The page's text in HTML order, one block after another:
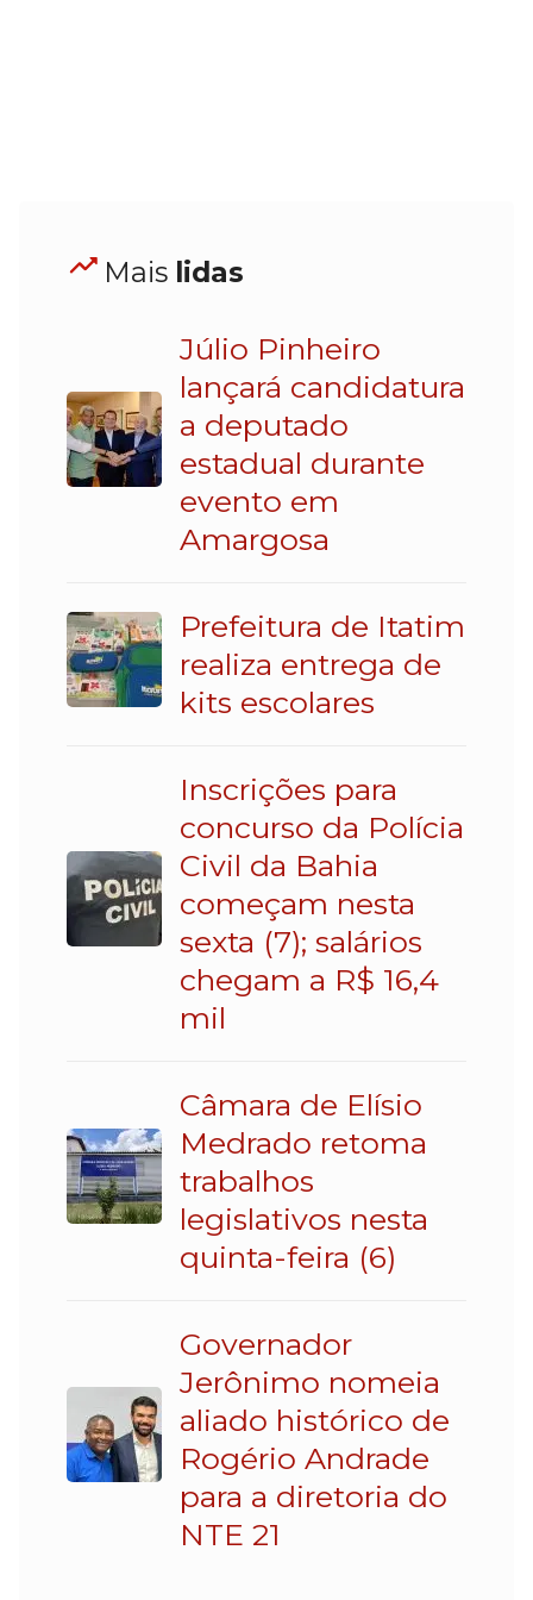
Mais lidas
Júlio Pinheiro
lançará candidatura
a deputado
estadual durante
evento em
Amargosa
Prefeitura de Itatim
realiza entrega de
kits escolares
Inscrições para
concurso da Polícia
Civil da Bahia
começam nesta
sexta (7); salários
chegam a R$ 16,4
mil
Câmara de Elísio
Medrado retoma
trabalhos
legislativos nesta
quinta-feira (6)
Governador
Jerônimo nomeia
aliado histórico de
Rogério Andrade
para a diretoria do
NTE 21